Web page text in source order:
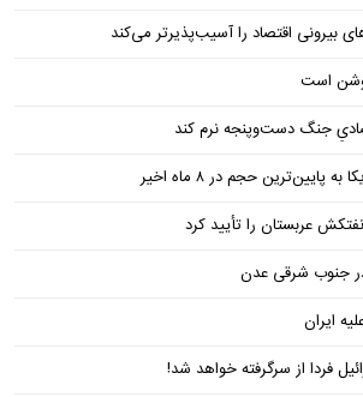
بیرونی اقتصاد را آسیب‌پذیرتر می‌کند
است
جنگ دست‌و‌پنجه نرم کند
حجم در ۸ ماه اخیر
عربستان را تأیید کرد
در جنوب شرقی عدن
ایران
فردا از سرگرفته خواهد شد!